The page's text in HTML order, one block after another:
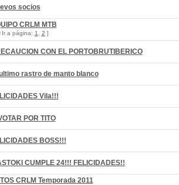
socios
CRLM MTB
Ir a página: 1 2 ]
CON EL PORTOBRUTIBERICO
rastro de manto blanco
Vila!!!
POR TITO
BOSS!!!
CUMPLE 24!!! FELICIDADES!!
CRLM Temporada 2011